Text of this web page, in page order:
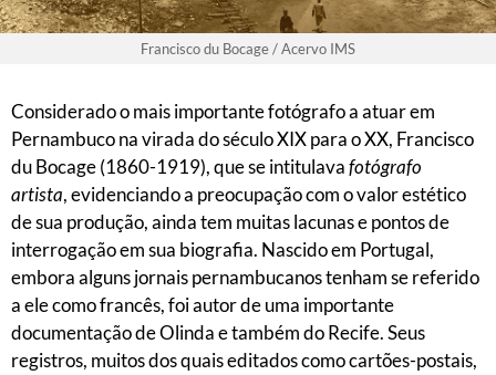
Francisco du Bocage / Acervo IMS
Considerado o mais importante fotógrafo a atuar em
Pernambuco na virada do século XIX para o XX, Francisco
du Bocage (1860-1919), que se intitulavafotógrafo
artista, evidenciando a preocupação com o valor estético
de sua produção, ainda tem muitas lacunas e pontos de
interrogação em sua biografia. Nascido em Portugal,
embora alguns jornais pernambucanos tenham se referido
a ele como francês, foi autor de uma importante
documentação de Olinda e também do Recife. Seus
registros, muitos dos quais editados como cartões-postais,